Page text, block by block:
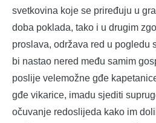
svetkovina koje se priređuju u
doba poklada, tako i u drugim
proslava, održava red u pogledu
bi nastao nered među samim
poslije velemožne gđe
gđe vikarice, imadu sjediti
očuvanje redoslijeda kako im